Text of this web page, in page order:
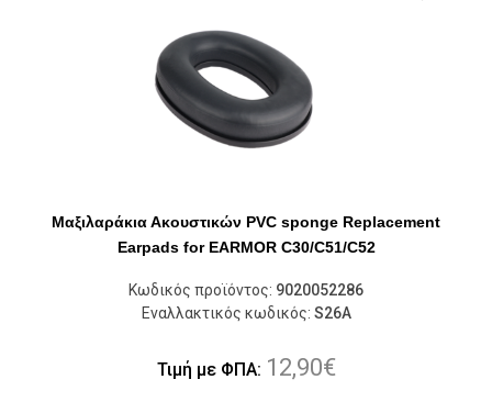
Μαξιλαράκια Ακουστικών PVC sponge Replacement
Earpads for EARMOR C30/C51/C52
Κωδικός προϊόντος: 9020052286
Εναλλακτικός κωδικός: S26A
Τιμή με ΦΠΑ: 12,90€